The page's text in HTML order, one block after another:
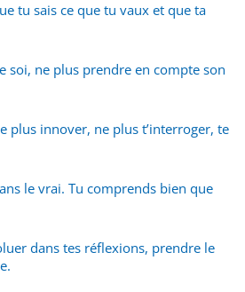
tu sais ce que tu vaux et que ta
soi, ne plus prendre en compte son
plus innover, ne plus t’interroger, te
le vrai. Tu comprends bien que
dans tes réflexions, prendre le